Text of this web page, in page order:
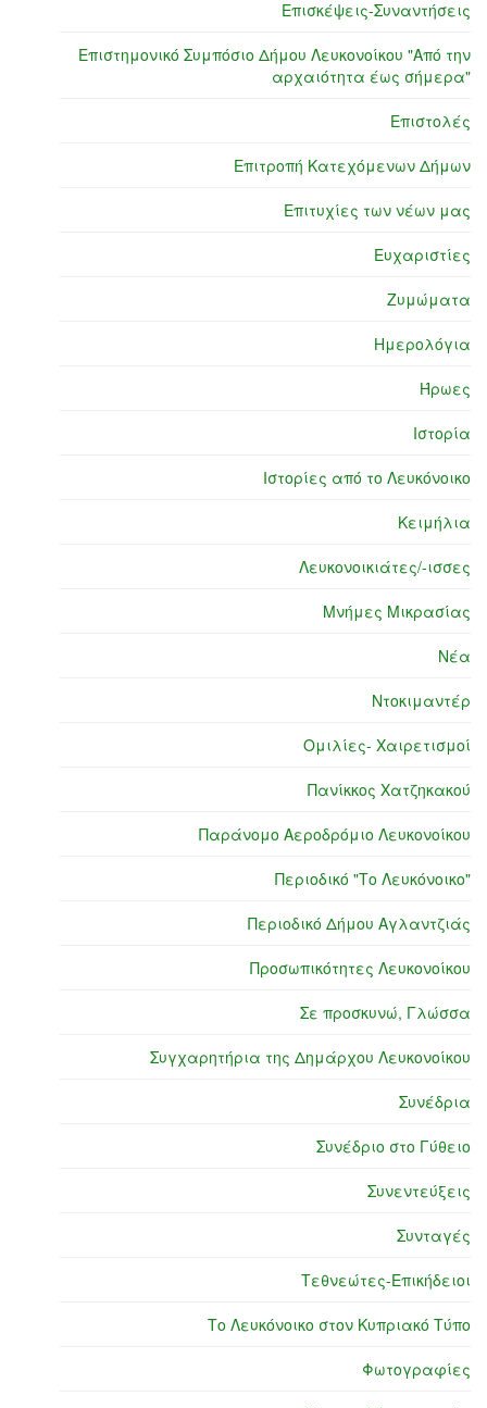
Επισκέψεις-Συναντήσεις
Επιστημονικό Συμπόσιο Δήμου Λευκονοίκου "Από την
αρχαιότητα έως σήμερα"
Επιστολές
Επιτροπή Κατεχόμενων Δήμων
Επιτυχίες των νέων μας
Ευχαριστίες
Ζυμώματα
Ημερολόγια
Ήρωες
Ιστορία
Ιστορίες από το Λευκόνοικο
Κειμήλια
Λευκονοικιάτες/-ισσες
Μνήμες Μικρασίας
Νέα
Ντοκιμαντέρ
Ομιλίες- Χαιρετισμοί
Πανίκκος Χατζηκακού
Παράνομο Αεροδρόμιο Λευκονοίκου
Περιοδικό "Το Λευκόνοικο"
Περιοδικό Δήμου Αγλαντζιάς
Προσωπικότητες Λευκονοίκου
Σε προσκυνώ, Γλώσσα
Συγχαρητήρια της Δημάρχου Λευκονοίκου
Συνέδρια
Συνέδριο στο Γύθειο
Συνεντεύξεις
Συνταγές
Τεθνεώτες-Επικήδειοι
Το Λευκόνοικο στον Κυπριακό Τύπο
Φωτογραφίες